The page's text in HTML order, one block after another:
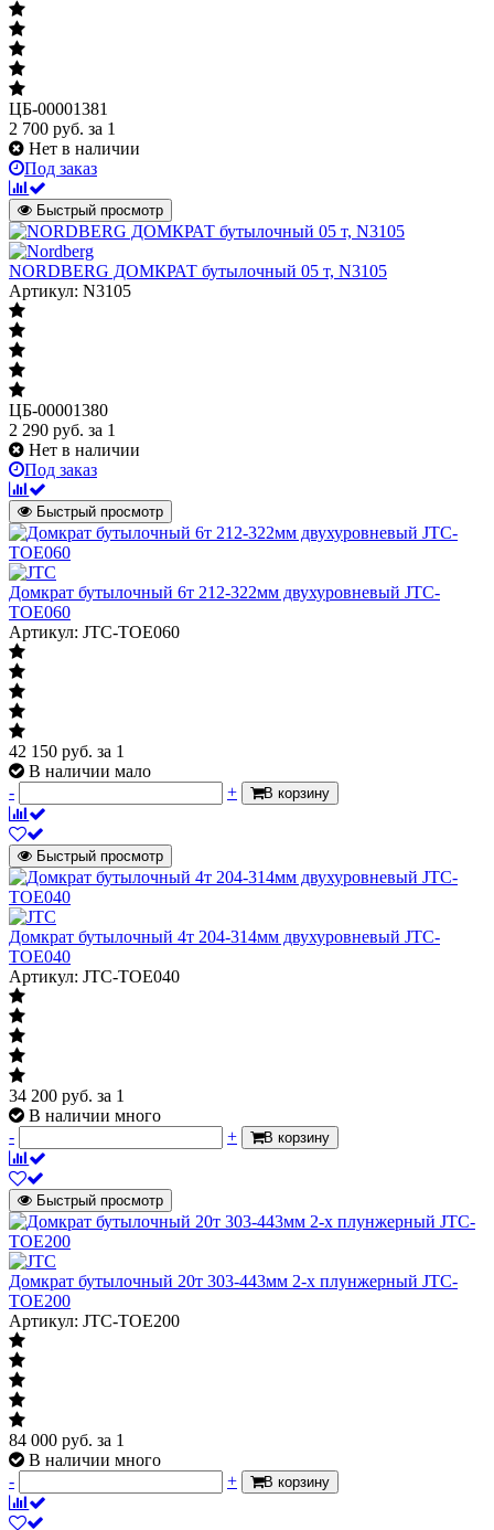
ЦБ-00001381
2 700 руб. за 1
Нет в наличии
Под заказ
Быстрый просмотр
NORDBERG ДОМКРАТ бутылочный 05 т, N3105
Артикул: N3105
ЦБ-00001380
2 290 руб. за 1
Нет в наличии
Под заказ
Быстрый просмотр
Домкрат бутылочный 6т 212-322мм двухуровневый JTC-
TOE060
Артикул: JTC-TOE060
42 150 руб. за 1
В наличии мало
-
+ В корзину
Быстрый просмотр
Домкрат бутылочный 4т 204-314мм двухуровневый JTC-
TOE040
Артикул: JTC-TOE040
34 200 руб. за 1
В наличии много
-
+ В корзину
Быстрый просмотр
Домкрат бутылочный 20т 303-443мм 2-х плунжерный JTC-
TOE200
Артикул: JTC-TOE200
84 000 руб. за 1
В наличии много
-
+ В корзину